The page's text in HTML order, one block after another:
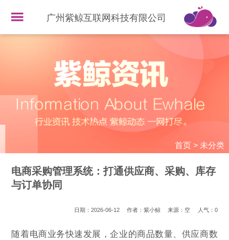
广州紫鲸互联网科技有限公司
首页> 未分类
电商采购管理系统：打通供应商、采购、库存
与订单协同
日期：2026-06-12 作者：紫小鲸 来源：空 人气： 0
随着电商业务快速发展，企业的商品数量、供应商数